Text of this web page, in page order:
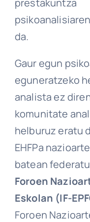
da.
Gaur egun
eguneratzeko
analista ez
komunitate
helburuz eratu
EHFPa
batean
Foroen
Eskolan (IF-
Foroen